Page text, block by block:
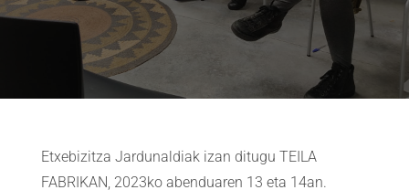
Etxebizitza Jardunaldiak izan ditugu TEILA
FABRIKAN, 2023ko abenduaren 13 eta 14an.